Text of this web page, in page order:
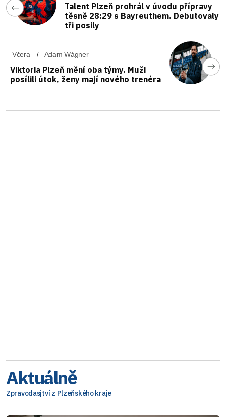
Talent Plzeň prohrál v úvodu přípravy
těsně 28:29 s Bayreuthem. Debutovaly
tři posily
Včera Adam Wágner
Viktoria Plzeň mění oba týmy. Muži
posílili útok, ženy mají nového trenéra
Aktuálně
Zpravodasjtví z Plzeňského kraje